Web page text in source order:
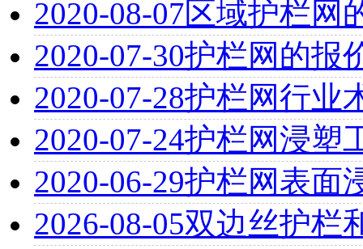
2020-08-07区域护栏网
2020-07-30护栏网的报
2020-07-28护栏网行业
2020-07-24护栏网浸塑
2020-06-29护栏网表面
2026-08-05双边丝护栏